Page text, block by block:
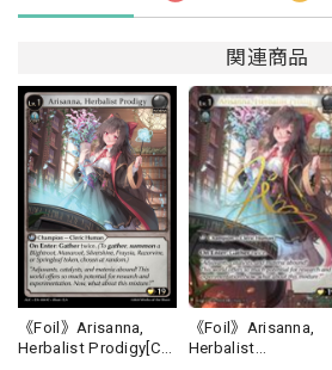
関連商品
《Foil》Arisanna,
Herbalist Prodigy[C]
《Foil》Arisanna,
Herbalist